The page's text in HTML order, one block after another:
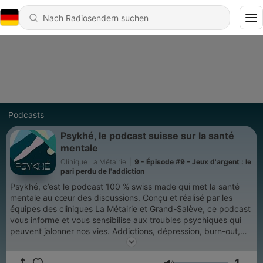
Podcasts
Psykhé, le podcast suisse sur la santé
mentale
Clinique La Métairie
9 - Épisode #9 – Jeux d'argent : le
pari perdu de l'addiction
Psykhé, c’est le podcast 100 % swiss made qui met la santé
mentale au cœur des discussions. Conçu et réalisé par les
équipes des cliniques La Métairie et Grand-Salève, ce podcast
vous informe et vous sensibilise aux troubles psychiques qui
peuvent jalonner nos vies. Addictions, dépression, burn-out,
troubles bipolaires, schizophrénie, angoisses, anxiété… Autant